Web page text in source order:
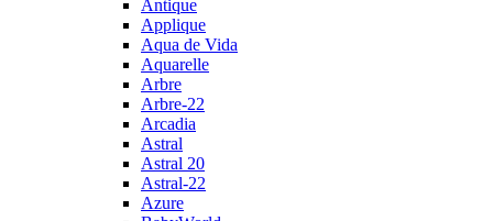
Antique
Applique
Aqua de Vida
Aquarelle
Arbre
Arbre-22
Arcadia
Astral
Astral 20
Astral-22
Azure